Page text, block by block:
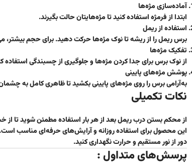
آماده‌سازی مژه‌ها
ابتدا از فرمژه استفاده کنید تا مژه‌هایتان حالت بگیرند.
استفاده از ریمل
برس ریمل را از ریشه تا نوک مژه‌ها حرکت دهید. برای حجم بیشتر،
تفکیک مژه‌ها
از نوک برس برای جدا کردن مژه‌ها و جلوگیری از چسبندگی استفاده
پوشش مژه‌های پایینی
به‌آرامی برس را روی مژه‌های پایینی بکشید تا ظاهری کامل به
نکات تکمیلی
از محکم بستن درب ریمل بعد از هر بار استفاده مطمئن شوید تا
این محصول برای استفاده روزانه و آرایش‌های حرفه‌ای مناسب است.
دور از نور مستقیم و حرارت نگهداری کنید.
پرسش‌های متداول :